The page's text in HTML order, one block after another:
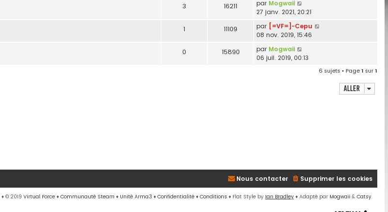
3 16211 par Mogwaii
27 janv. 2021, 20:21
1 11109 par [=VF=]-Cepu
08 nov. 2019, 15:46
0 15890 par Mogwaii
06 juil. 2019, 00:13
6 sujets • Page1 sur1
Aller
Supprimer les cookies
Nous contacter
♦ © 2019 Virtual Force ♦ Communauté Steam ♦ Unité Arma3 ♦ Confidentialité ♦ Conditions ♦ Flat Style by Ian Bradley ♦ Adapté par Mogwaii & Catsy.